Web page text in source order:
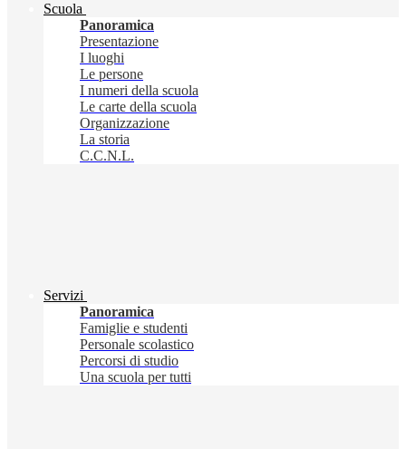
Scuola
Panoramica
Presentazione
I luoghi
Le persone
I numeri della scuola
Le carte della scuola
Organizzazione
La storia
C.C.N.L.
Servizi
Panoramica
Famiglie e studenti
Personale scolastico
Percorsi di studio
Una scuola per tutti